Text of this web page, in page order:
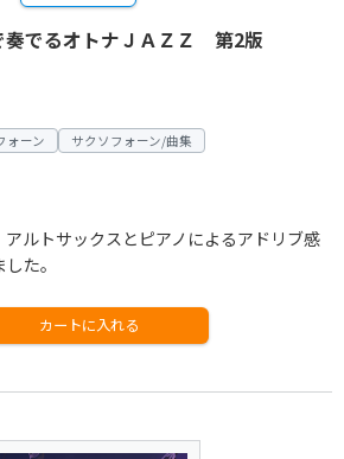
奏でるオトナＪＡＺＺ 第2版
ォーン サクソフォーン/曲集
ルトサックスとピアノによるアドリブ感
た。
カートに入れる